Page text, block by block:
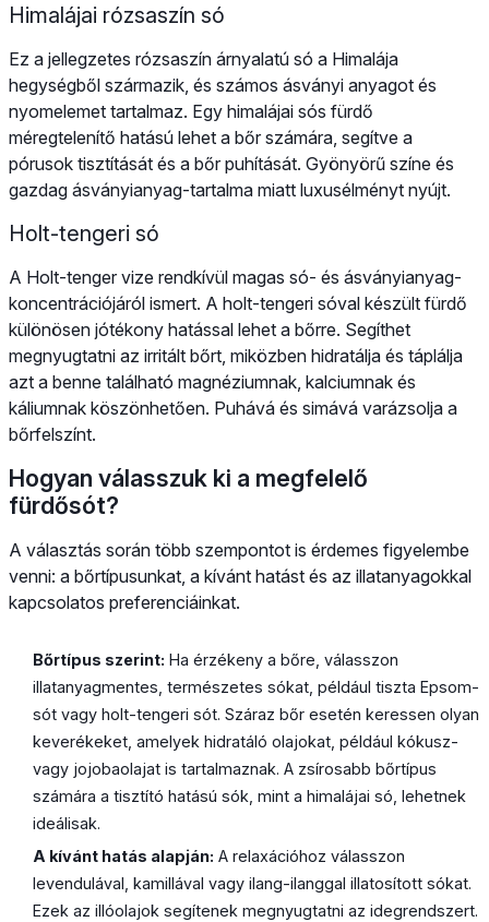
Himalájai rózsaszín só
Ez a jellegzetes rózsaszín árnyalatú só a Himalája
hegységből származik, és számos ásványi anyagot és
nyomelemet tartalmaz. Egy himalájai sós fürdő
méregtelenítő hatású lehet a bőr számára, segítve a
pórusok tisztítását és a bőr puhítását. Gyönyörű színe és
gazdag ásványianyag-tartalma miatt luxusélményt nyújt.
Holt-tengeri só
A Holt-tenger vize rendkívül magas só- és ásványianyag-
koncentrációjáról ismert. A holt-tengeri sóval készült fürdő
különösen jótékony hatással lehet a bőrre. Segíthet
megnyugtatni az irritált bőrt, miközben hidratálja és táplálja
azt a benne található magnéziumnak, kalciumnak és
káliumnak köszönhetően. Puhává és simává varázsolja a
bőrfelszínt.
Hogyan válasszuk ki a megfelelő
fürdősót?
A választás során több szempontot is érdemes figyelembe
venni: a bőrtípusunkat, a kívánt hatást és az illatanyagokkal
kapcsolatos preferenciáinkat.
Bőrtípus szerint: Ha érzékeny a bőre, válasszon
illatanyagmentes, természetes sókat, például tiszta Epsom-
sót vagy holt-tengeri sót. Száraz bőr esetén keressen olyan
keverékeket, amelyek hidratáló olajokat, például kókusz-
vagy jojobaolajat is tartalmaznak. A zsírosabb bőrtípus
számára a tisztító hatású sók, mint a himalájai só, lehetnek
ideálisak.
A kívánt hatás alapján: A relaxációhoz válasszon
levendulával, kamillával vagy ilang-ilanggal illatosított sókat.
Ezek az illóolajok segítenek megnyugtatni az idegrendszert.